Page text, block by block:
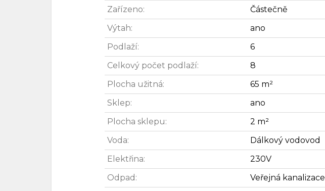
Zařízeno:
Částečně
Výtah:
ano
Podlaží:
6
Celkový počet podlaží:
8
Plocha užitná:
65 m²
Sklep:
ano
Plocha sklepu:
2 m²
Voda:
Dálkový vodovod
Elektřina:
230V
Odpad:
Veřejná kanalizace